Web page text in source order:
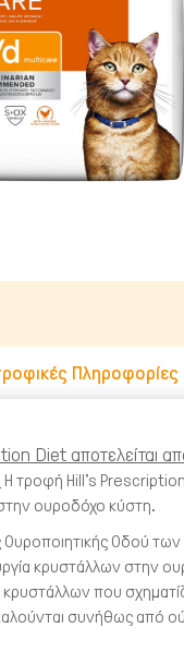
Ωμή Τροφή Σκύλου
Πληροφορίες
Diet αποτελείται
Η τροφή Hill's Prescription
ουροδόχο κύστη.
Οδού
κρυστάλλων στην
που
συνήθως